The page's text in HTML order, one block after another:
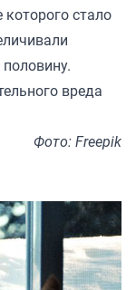
стало
вреда
Фото: Freepik